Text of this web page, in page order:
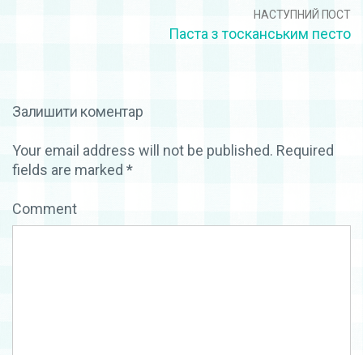
НАСТУПНИЙ ПОСТ
Паста з тосканським песто
Залишити коментар
Your email address will not be published. Required
fields are marked *
Comment